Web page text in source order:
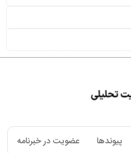
پیوندها عضویت در خبرنامه